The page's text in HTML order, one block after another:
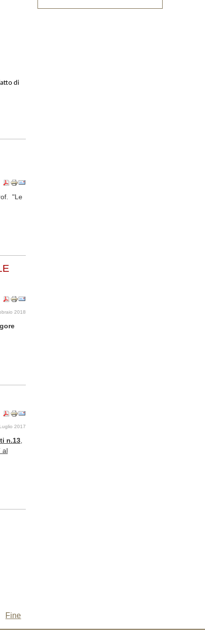
di
"Le
2018
2017
n.13,
al
Fine